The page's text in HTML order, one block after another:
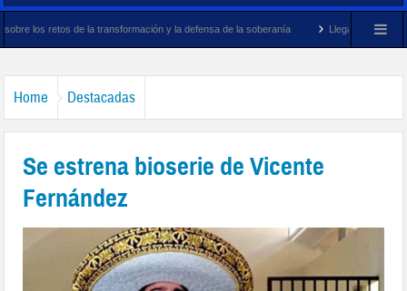
y la defensa de la soberanía Llegará megabuque sargacero de la
Home Destacadas
Se estrena bioserie de Vicente
Fernández